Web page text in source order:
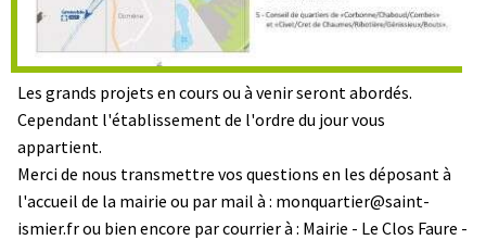
Les grands projets en cours ou à venir seront abordés.
Cependant l'établissement de l'ordre du jour vous
appartient.
Merci de nous transmettre vos questions en les déposant à
l'accueil de la mairie ou par mail à : monquartier@saint-
ismier.fr ou bien encore par courrier à : Mairie - Le Clos Faure -